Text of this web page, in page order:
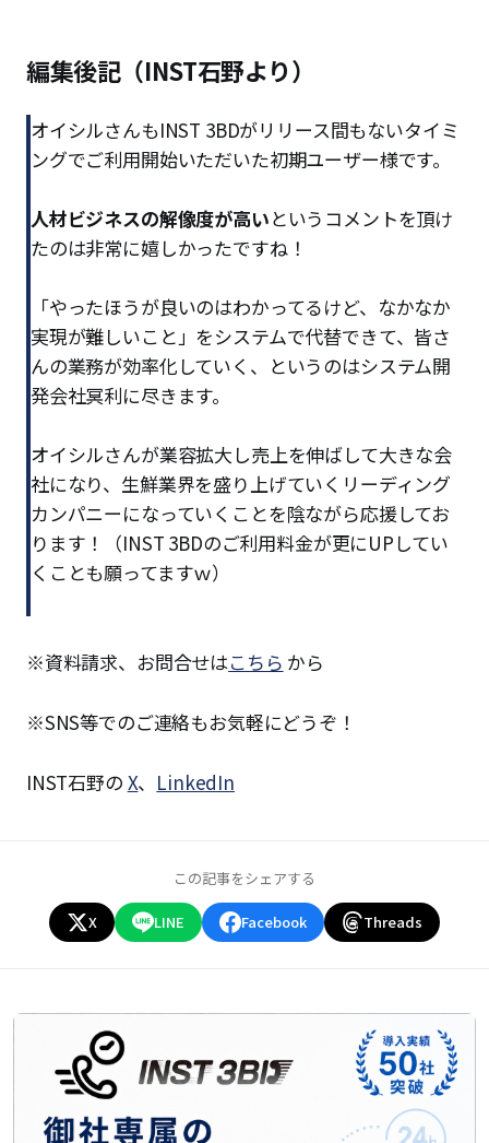
編集後記（INST石野より）
オイシルさんもINST 3BDがリリース間もないタイミ
ングでご利用開始いただいた初期ユーザー様です。
人材ビジネスの解像度が高いというコメントを頂け
たのは非常に嬉しかったですね！
「やったほうが良いのはわかってるけど、なかなか
実現が難しいこと」をシステムで代替できて、皆さ
んの業務が効率化していく、というのはシステム開
発会社冥利に尽きます。
オイシルさんが業容拡大し売上を伸ばして大きな会
社になり、生鮮業界を盛り上げていくリーディング
カンパニーになっていくことを陰ながら応援してお
ります！（INST 3BDのご利用料金が更にUPしてい
くことも願ってますｗ）
※資料請求、お問合せはこちら から
※SNS等でのご連絡もお気軽にどうぞ！
INST石野の X、 LinkedIn
この記事をシェアする
X LINE Facebook Threads